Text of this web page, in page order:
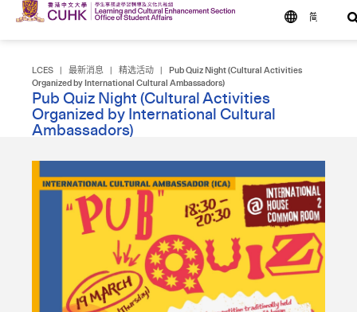
简
LCES | 最新消息 | 精选活动 | Pub Quiz Night (Cultural Activities
Organized by International Cultural Ambassadors)
Pub Quiz Night (Cultural Activities
Organized by International Cultural
Ambassadors)